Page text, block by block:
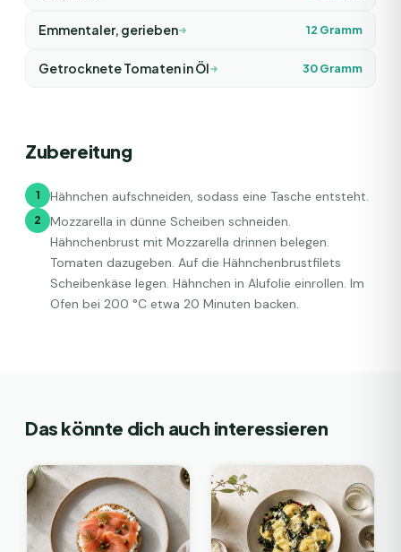
Emmentaler, gerieben 12 Gramm
Getrocknete Tomaten in Öl 30Gramm
Zubereitung
1 Hähnchen aufschneiden, sodass eine Tasche entsteht.
2
Mozzarella in dünne Scheiben schneiden.
Hähnchenbrust mit Mozzarella drinnen belegen.
Tomaten dazugeben. Auf die Hähnchenbrustfilets
Scheibenkäse legen. Hähnchen in Alufolie einrollen. Im
Ofen bei 200 °C etwa 20 Minuten backen.
Das könnte dich auch interessieren